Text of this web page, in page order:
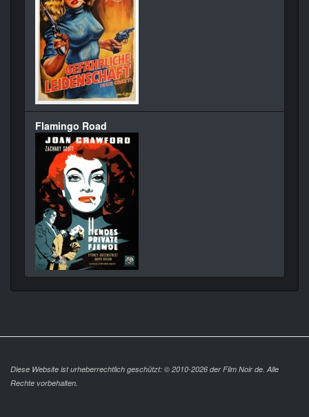
Flamingo Road
Diese Website ist urheberrechtlich geschützt: © 2010-2026 der Film Noir de. Alle
Rechte vorbehalten.